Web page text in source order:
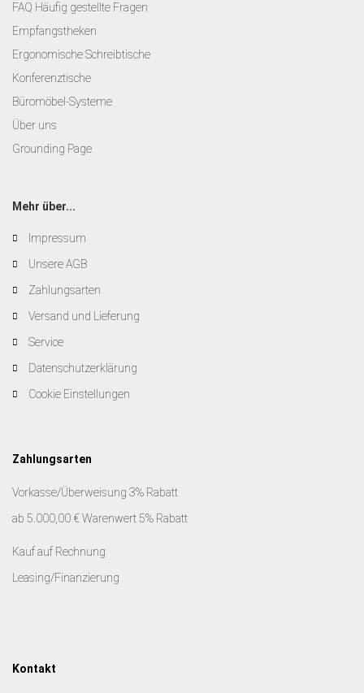
FAQ Häufig gestellte Fragen
Empfangstheken
Ergonomische Schreibtische
Konferenztische
Büromöbel-Systeme
Über uns
Grounding Page
Mehr über...
Impressum
Unsere AGB
Zahlungsarten
Versand und Lieferung
Service
Datenschutzerklärung
Cookie Einstellungen
Zahlungsarten
Vorkasse/Überweisung 3% Rabatt
ab 5.000,00 € Warenwert 5% Rabatt
Kauf auf Rechnung
Leasing/Finanzierung
Kontakt